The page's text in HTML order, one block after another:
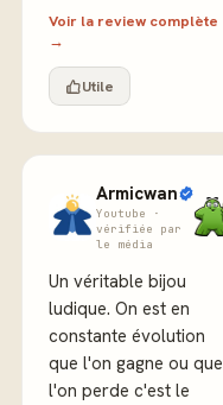
Voir la review complète
→
Utile
Armicwan
Youtube ·
vérifiée par
le média
Un véritable bijou
ludique. On est en
constante évolution
que l'on gagne ou que
l'on perde c'est le